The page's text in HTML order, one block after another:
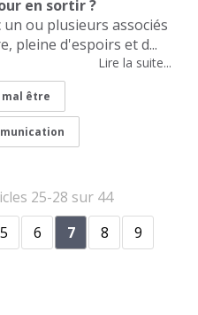
en sortir ?
ou plusieurs associés
pleine d'espoirs et d...
Lire la suite...
mal être
25-28 sur 44
5 6 7 8
9